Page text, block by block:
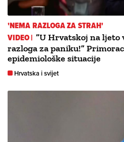
'NEMA RAZLOGA ZA STRAH'
VIDEO | ”U Hrvatskoj na
razloga za paniku!”
epidemiološke situacije
Hrvatska i svijet